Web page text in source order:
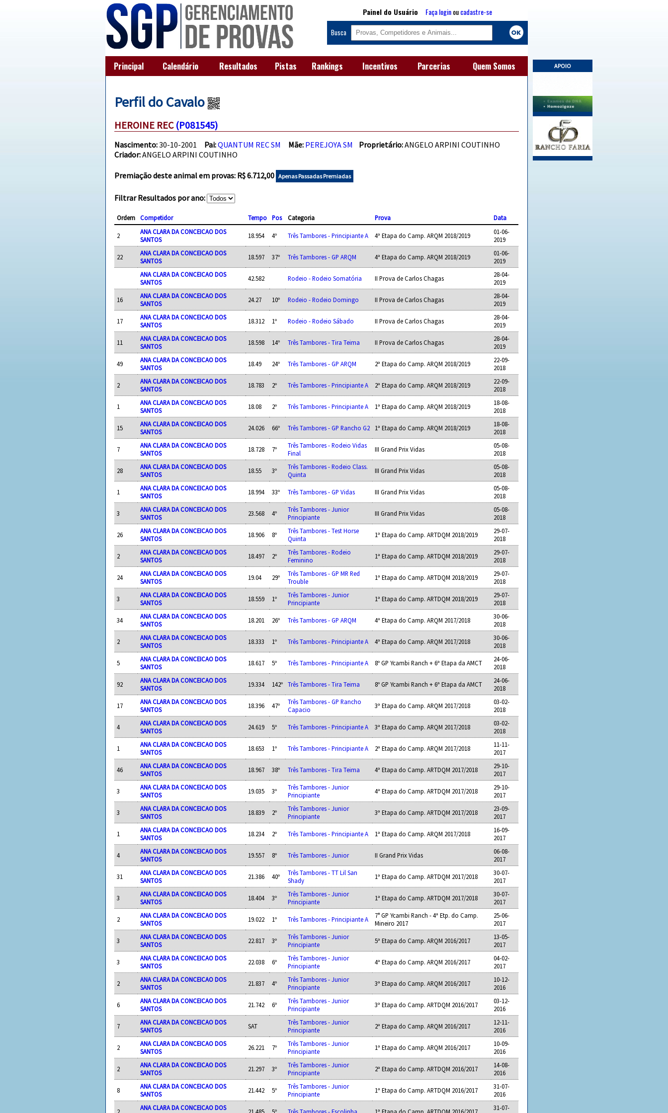
APOIO
Painel do Usuário Faça loginoucadastre-se
Busca
Principal Calendário Resultados Pistas Rankings Incentivos Parcerias Quem Somos
Perfil do Cavalo
HEROINE REC (P081545)
Nascimento:30-10-2001 Pai:QUANTUM REC SM Mãe: PEREJOYA SM Proprietário:ANGELO ARPINI COUTINHO
Criador:ANGELO ARPINI COUTINHO
Premiação deste animal em provas: R$ 6.712,00 Apenas Passadas Premiadas
Filtrar Resultados por ano:
Ordem Competidor Tempo Pos Categoria Prova Data
2
ANA CLARA DA CONCEICAO DOS
SANTOS
18.954 4º Três Tambores - Principiante A 4ª Etapa do Camp. ARQM 2018/2019
01-06-
2019
22
ANA CLARA DA CONCEICAO DOS
SANTOS
18.597 37º Três Tambores - GP ARQM 4ª Etapa do Camp. ARQM 2018/2019
01-06-
2019
ANA CLARA DA CONCEICAO DOS
SANTOS
42.582 Rodeio - Rodeio Somatória II Prova de Carlos Chagas
28-04-
2019
16
ANA CLARA DA CONCEICAO DOS
SANTOS
24.27 10º Rodeio - Rodeio Domingo II Prova de Carlos Chagas
28-04-
2019
17
ANA CLARA DA CONCEICAO DOS
SANTOS
18.312 1º Rodeio - Rodeio Sábado II Prova de Carlos Chagas
28-04-
2019
11
ANA CLARA DA CONCEICAO DOS
SANTOS
18.598 14º Três Tambores - Tira Teima II Prova de Carlos Chagas
28-04-
2019
49
ANA CLARA DA CONCEICAO DOS
SANTOS
18.49 24º Três Tambores - GP ARQM 2ª Etapa do Camp. ARQM 2018/2019
22-09-
2018
2
ANA CLARA DA CONCEICAO DOS
SANTOS
18.783 2º Três Tambores - Principiante A 2ª Etapa do Camp. ARQM 2018/2019
22-09-
2018
1
ANA CLARA DA CONCEICAO DOS
SANTOS
18.08 2º Três Tambores - Principiante A 1ª Etapa do Camp. ARQM 2018/2019
18-08-
2018
15
ANA CLARA DA CONCEICAO DOS
SANTOS
24.026 66º Três Tambores - GP Rancho G2 1ª Etapa do Camp. ARQM 2018/2019
18-08-
2018
7
ANA CLARA DA CONCEICAO DOS
SANTOS
18.728 7º
Três Tambores - Rodeio Vidas
Final
III Grand Prix Vidas
05-08-
2018
28
ANA CLARA DA CONCEICAO DOS
SANTOS
18.55 3º
Três Tambores - Rodeio Class.
Quinta
III Grand Prix Vidas
05-08-
2018
1
ANA CLARA DA CONCEICAO DOS
SANTOS
18.994 33º Três Tambores - GP Vidas III Grand Prix Vidas
05-08-
2018
3
ANA CLARA DA CONCEICAO DOS
SANTOS
23.568 4º
Três Tambores - Junior
Principiante
III Grand Prix Vidas
05-08-
2018
26
ANA CLARA DA CONCEICAO DOS
SANTOS
18.906 8º
Três Tambores - Test Horse
Quinta
1ª Etapa do Camp. ARTDQM 2018/2019
29-07-
2018
2
ANA CLARA DA CONCEICAO DOS
SANTOS
18.497 2º
Três Tambores - Rodeio
Feminino
1ª Etapa do Camp. ARTDQM 2018/2019
29-07-
2018
24
ANA CLARA DA CONCEICAO DOS
SANTOS
19.04 29º
Três Tambores - GP MR Red
Trouble
1ª Etapa do Camp. ARTDQM 2018/2019
29-07-
2018
3
ANA CLARA DA CONCEICAO DOS
SANTOS
18.559 1º
Três Tambores - Junior
Principiante
1ª Etapa do Camp. ARTDQM 2018/2019
29-07-
2018
34
ANA CLARA DA CONCEICAO DOS
SANTOS
18.201 26º Três Tambores - GP ARQM 4ª Etapa do Camp. ARQM 2017/2018
30-06-
2018
2
ANA CLARA DA CONCEICAO DOS
SANTOS
18.333 1º Três Tambores - Principiante A 4ª Etapa do Camp. ARQM 2017/2018
30-06-
2018
5
ANA CLARA DA CONCEICAO DOS
SANTOS
18.617 5º Três Tambores - Principiante A 8º GP Ycambi Ranch + 6ª Etapa da AMCT
24-06-
2018
92
ANA CLARA DA CONCEICAO DOS
SANTOS
19.334 142º Três Tambores - Tira Teima 8º GP Ycambi Ranch + 6ª Etapa da AMCT
24-06-
2018
17
ANA CLARA DA CONCEICAO DOS
SANTOS
18.396 47º
Três Tambores - GP Rancho
Capacio
3ª Etapa do Camp. ARQM 2017/2018
03-02-
2018
4
ANA CLARA DA CONCEICAO DOS
SANTOS
24.619 5º Três Tambores - Principiante A 3ª Etapa do Camp. ARQM 2017/2018
03-02-
2018
1
ANA CLARA DA CONCEICAO DOS
SANTOS
18.653 1º Três Tambores - Principiante A 2ª Etapa do Camp. ARQM 2017/2018
11-11-
2017
46
ANA CLARA DA CONCEICAO DOS
SANTOS
18.967 38º Três Tambores - Tira Teima 4ª Etapa do Camp. ARTDQM 2017/2018
29-10-
2017
3
ANA CLARA DA CONCEICAO DOS
SANTOS
19.035 3º
Três Tambores - Junior
Principiante
4ª Etapa do Camp. ARTDQM 2017/2018
29-10-
2017
3
ANA CLARA DA CONCEICAO DOS
SANTOS
18.839 2º
Três Tambores - Junior
Principiante
3ª Etapa do Camp. ARTDQM 2017/2018
23-09-
2017
1
ANA CLARA DA CONCEICAO DOS
SANTOS
18.234 2º Três Tambores - Principiante A 1ª Etapa do Camp. ARQM 2017/2018
16-09-
2017
4
ANA CLARA DA CONCEICAO DOS
SANTOS
19.557 8º Três Tambores - Junior II Grand Prix Vidas
06-08-
2017
31
ANA CLARA DA CONCEICAO DOS
SANTOS
21.386 40º
Três Tambores - TT Lil San
Shady
1ª Etapa do Camp. ARTDQM 2017/2018
30-07-
2017
3
ANA CLARA DA CONCEICAO DOS
SANTOS
18.404 3º
Três Tambores - Junior
Principiante
1ª Etapa do Camp. ARTDQM 2017/2018
30-07-
2017
2
ANA CLARA DA CONCEICAO DOS
SANTOS
19.022 1º Três Tambores - Principiante A
7° GP Ycambi Ranch - 4ª Etp. do Camp.
Mineiro 2017
25-06-
2017
3
ANA CLARA DA CONCEICAO DOS
SANTOS
22.817 3º
Três Tambores - Junior
Principiante
5ª Etapa do Camp. ARQM 2016/2017
13-05-
2017
3
ANA CLARA DA CONCEICAO DOS
SANTOS
22.038 6º
Três Tambores - Junior
Principiante
4ª Etapa do Camp. ARQM 2016/2017
04-02-
2017
2
ANA CLARA DA CONCEICAO DOS
SANTOS
21.837 4º
Três Tambores - Junior
Principiante
3ª Etapa do Camp. ARQM 2016/2017
10-12-
2016
6
ANA CLARA DA CONCEICAO DOS
SANTOS
21.742 6º
Três Tambores - Junior
Principiante
3ª Etapa do Camp. ARTDQM 2016/2017
03-12-
2016
7
ANA CLARA DA CONCEICAO DOS
SANTOS
SAT
Três Tambores - Junior
Principiante
2ª Etapa do Camp. ARQM 2016/2017
12-11-
2016
2
ANA CLARA DA CONCEICAO DOS
SANTOS
26.221 7º
Três Tambores - Junior
Principiante
1ª Etapa do Camp. ARQM 2016/2017
10-09-
2016
2
ANA CLARA DA CONCEICAO DOS
SANTOS
21.297 3º
Três Tambores - Junior
Principiante
2ª Etapa do Camp. ARTDQM 2016/2017
14-08-
2016
8
ANA CLARA DA CONCEICAO DOS
SANTOS
21.442 5º
Três Tambores - Junior
Principiante
1ª Etapa do Camp. ARTDQM 2016/2017
31-07-
2016
ANA CLARA DA CONCEICAO DOS
31-07-